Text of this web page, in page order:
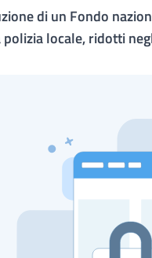
di un Fondo
locale, ridotti